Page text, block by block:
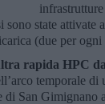
state attivate
(due per ogni
rapida HPC
temporale di
San Gimignano